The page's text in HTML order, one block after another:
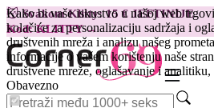
Kako bi vaše iskustvo u našoj web
kolačiće za personalizaciju sadržaja i
društvenih mreža i analizu našeg
informacije o vašem korištenju naše
društvene mreže, oglašavanje i
Obavezno
😽Svakom Klitty: 15 € JEFTINIJE
Kod: KLITTY →